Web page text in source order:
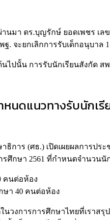
านมา ดร.บุญรักษ์ ยอดเพชร
ฐ. จะยกเลิกการรับเด็กอนุบา
ไปนั้น การรับนักเรียนสังกัด ส
หนดแนวทางรับนัก
าธิการ (ศธ.) เปิดเผยผลการ
ศึกษา 2561 ที่กำหนดจำนวนนั
คนต่อห้อง
า 40 คนต่อห้อง
ในวงการการศึกษาไทยที่เรา